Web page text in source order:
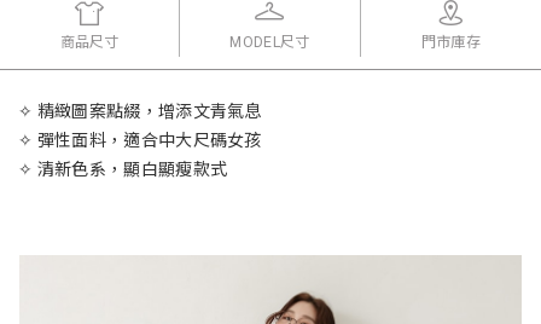
商品尺寸 MODEL尺寸 門市庫存
✧ 精緻圖案點綴，增添文青氣息
✧ 彈性面料，適合中大尺碼女孩
✧ 清新色系，顯白顯瘦款式